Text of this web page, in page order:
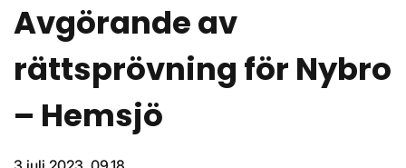
Avgörande av
rättsprövning för Nybro
– Hemsjö